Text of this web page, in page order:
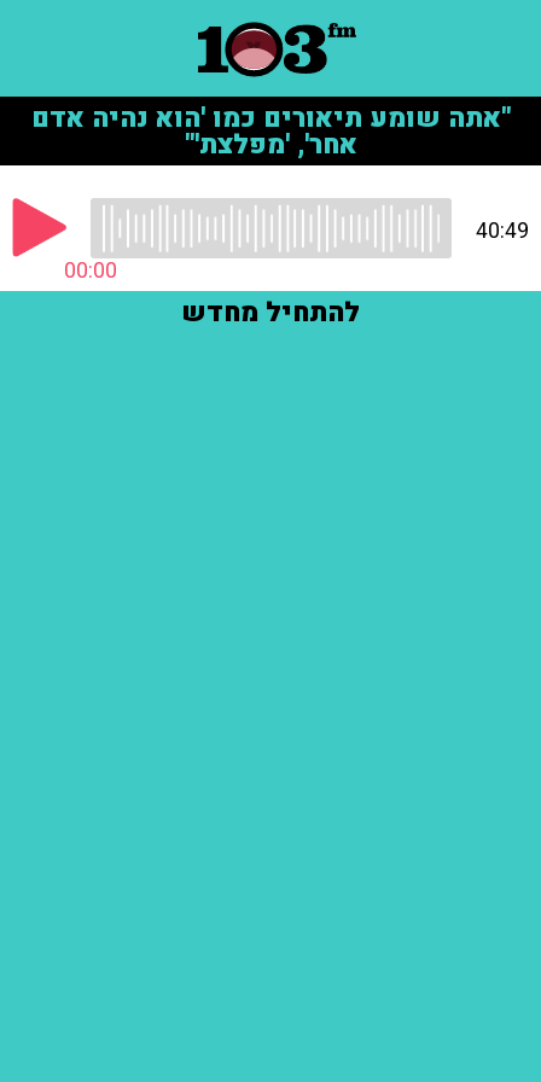
"אתה שומע תיאורים כמו 'הוא נהיה אדם
אחר', 'מפלצת'"
00:00
40:49
להתחיל מחדש